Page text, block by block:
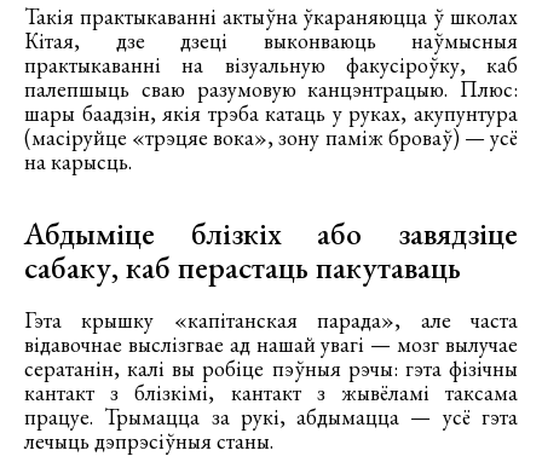
Такія практыкаванні актыўна ўкараняюцца ў школах
Кітая, дзе дзеці выконваюць наўмысныя
практыкаванні на візуальную факусіроўку, каб
палепшыць сваю разумовую канцэнтрацыю. Плюс:
шары баадзін, якія трэба катаць у руках, акупунтура
(масіруйце «трэцяе вока», зону паміж броваў) — усё
на карысць.
Абдыміце блізкіх або завядзіце
сабаку, каб перастаць пакутаваць
Гэта крышку «капітанская парада», але часта
відавочнае выслізгвае ад нашай увагі — мозг вылучае
сератанін, калі вы робіце пэўныя рэчы: гэта фізічны
кантакт з блізкімі, кантакт з жывёламі таксама
працуе. Трымацца за рукі, абдымацца — усё гэта
лечыць дэпрэсіўныя станы.